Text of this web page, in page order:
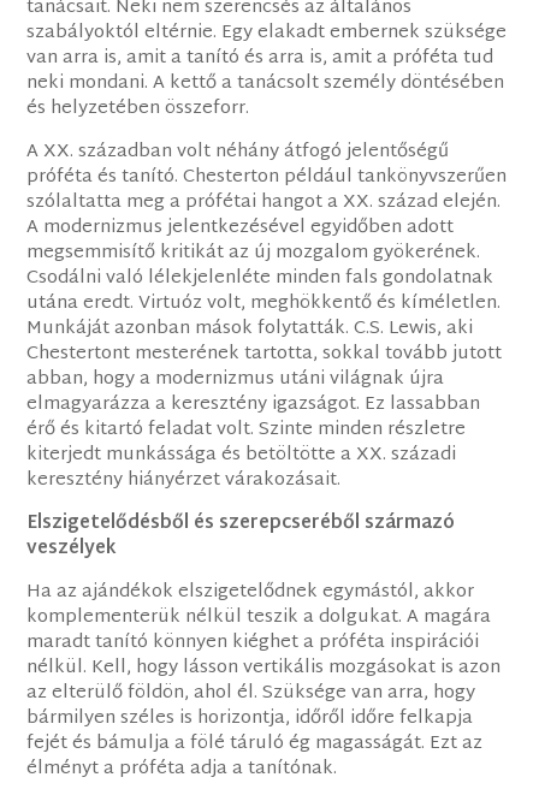
tanácsait. Neki nem szerencsés az általános
szabályoktól eltérnie. Egy elakadt embernek szüksége
van arra is, amit a tanító és arra is, amit a próféta tud
neki mondani. A kettő a tanácsolt személy döntésében
és helyzetében összeforr.
A XX. században volt néhány átfogó jelentőségű
próféta és tanító. Chesterton például tankönyvszerűen
szólaltatta meg a prófétai hangot a XX. század elején.
A modernizmus jelentkezésével egyidőben adott
megsemmisítő kritikát az új mozgalom gyökerének.
Csodálni való lélekjelenléte minden fals gondolatnak
utána eredt. Virtuóz volt, meghökkentő és kíméletlen.
Munkáját azonban mások folytatták. C.S. Lewis, aki
Chestertont mesterének tartotta, sokkal tovább jutott
abban, hogy a modernizmus utáni világnak újra
elmagyarázza a keresztény igazságot. Ez lassabban
érő és kitartó feladat volt. Szinte minden részletre
kiterjedt munkássága és betöltötte a XX. századi
keresztény hiányérzet várakozásait.
Elszigetelődésből és szerepcseréből származó
veszélyek
Ha az ajándékok elszigetelődnek egymástól, akkor
komplementerük nélkül teszik a dolgukat. A magára
maradt tanító könnyen kiéghet a próféta inspirációi
nélkül. Kell, hogy lásson vertikális mozgásokat is azon
az elterülő földön, ahol él. Szüksége van arra, hogy
bármilyen széles is horizontja, időről időre felkapja
fejét és bámulja a fölé táruló ég magasságát. Ezt az
élményt a próféta adja a tanítónak.